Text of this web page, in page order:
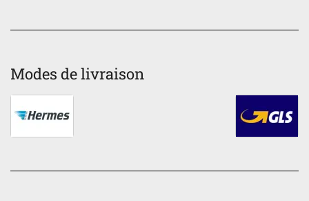
Modes de livraison